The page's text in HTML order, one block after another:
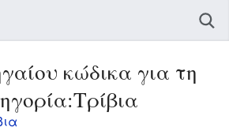
κώδικα για τη